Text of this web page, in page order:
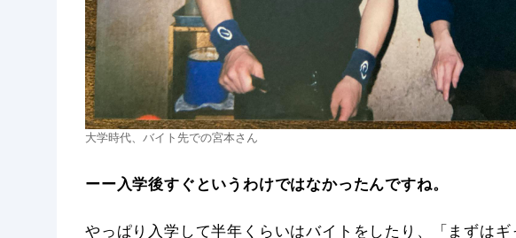
大学時代、バイト先での宮本さん
ーー入学後すぐというわけではなかったんですね。
やっぱり入学して半年くらいはバイトをしたり、「まずはギ